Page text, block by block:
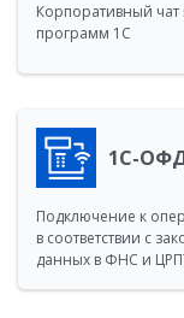
Корпоративный чат
программ 1С
1С-
Подключение к
в соответствии с
данных в ФНС и